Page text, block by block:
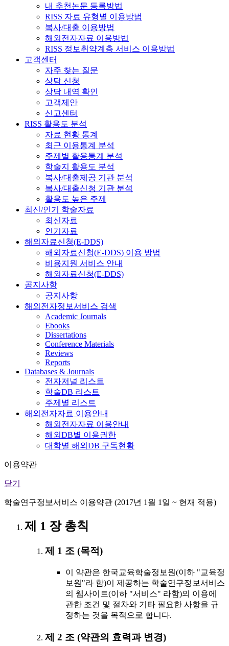
내 추천논문 등록방법
RISS 자료 유형별 이용방법
복사/대출 이용방법
해외전자자료 이용방법
RISS 정보취약계층 서비스 이용방법
고객센터
자주 찾는 질문
상담 신청
상담 내역 확인
고객제안
신고센터
RISS 활용도 분석
자료 현황 통계
최근 이용통계 분석
주제별 활용통계 분석
학술지 활용도 분석
복사/대출제공 기관 분석
복사/대출신청 기관 분석
활용도 높은 주제
최신/인기 학술자료
최신자료
인기자료
해외자료신청(E-DDS)
해외자료신청(E-DDS) 이용 방법
비용지원 서비스 안내
해외자료신청(E-DDS)
공지사항
공지사항
해외전자정보서비스 검색
Academic Journals
Ebooks
Dissertations
Conference Materials
Reviews
Reports
Databases & Journals
전자저널 리스트
학술DB 리스트
주제별 리스트
해외전자자료 이용안내
해외전자자료 이용안내
해외DB별 이용권한
대학별 해외DB 구독현황
이용약관
닫기
학술연구정보서비스 이용약관 (2017년 1월 1일 ~ 현재 적용)
제 1 장 총칙
제 1 조 (목적)
이 약관은 한국교육학술정보원(이하 "교육정
보원"라 함)이 제공하는 학술연구정보서비스
의 웹사이트(이하 "서비스" 라함)의 이용에
관한 조건 및 절차와 기타 필요한 사항을 규
정하는 것을 목적으로 합니다.
제 2 조 (약관의 효력과 변경)